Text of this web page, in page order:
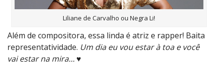
Liliane de Carvalho ou Negra Li!
Além de compositora, essa linda é atriz e rapper! Baita
representatividade. Um dia eu vou estar à toa e você
vai estar na mira… ♥